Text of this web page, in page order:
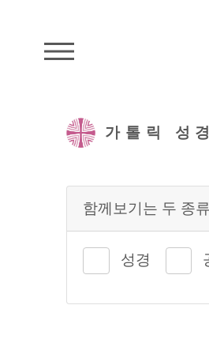
가톨릭 성경
함께보기는 두 종
성경